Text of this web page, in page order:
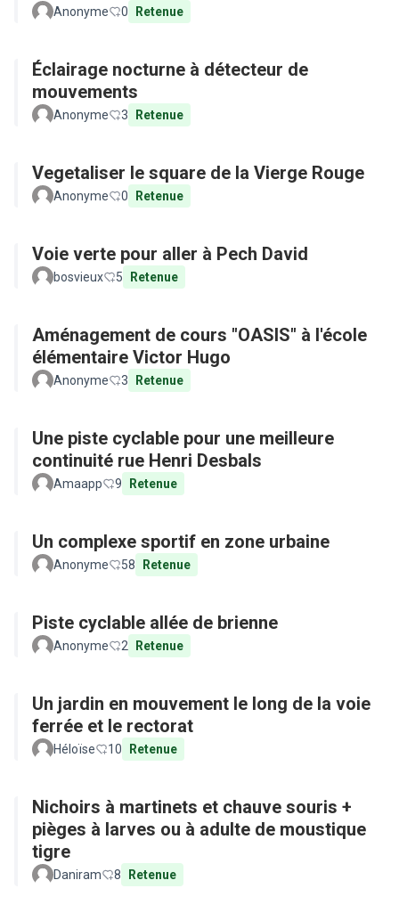
Anonyme 0 Retenue
Éclairage nocturne à détecteur de
mouvements
Anonyme 3 Retenue
Vegetaliser le square de la Vierge Rouge
Anonyme 0 Retenue
Voie verte pour aller à Pech David
bosvieux 5 Retenue
Aménagement de cours "OASIS" à l'école
élémentaire Victor Hugo
Anonyme 3 Retenue
Une piste cyclable pour une meilleure
continuité rue Henri Desbals
Amaapp 9 Retenue
Un complexe sportif en zone urbaine
Anonyme 58 Retenue
Piste cyclable allée de brienne
Anonyme 2 Retenue
Un jardin en mouvement le long de la voie
ferrée et le rectorat
Héloïse 10 Retenue
Nichoirs à martinets et chauve souris +
pièges à larves ou à adulte de moustique
tigre
Daniram 8 Retenue